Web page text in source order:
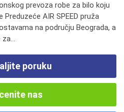
prevoza robe za bilo koju
AIR SPEED pruža
na području Beograda, a
poruku
nas